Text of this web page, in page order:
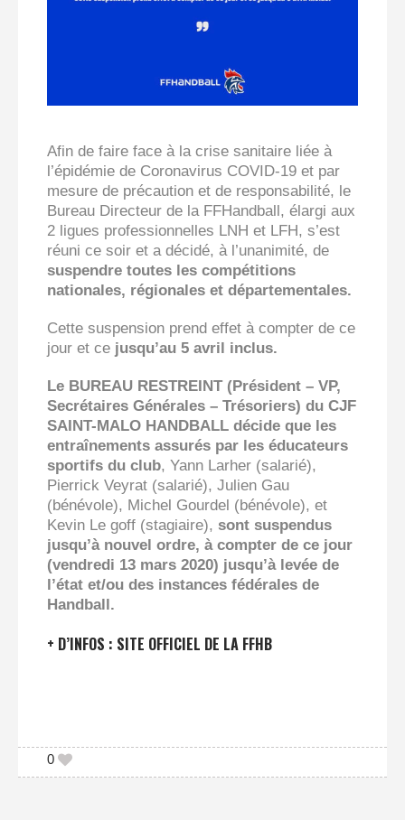
Afin de faire face à la crise sanitaire liée à
l’épidémie de Coronavirus COVID-19 et par
mesure de précaution et de responsabilité, le
Bureau Directeur de la FFHandball, élargi aux
2 ligues professionnelles LNH et LFH, s’est
réuni ce soir et a décidé, à l’unanimité, de
suspendre toutes les compétitions
nationales, régionales et départementales.
Cette suspension prend effet à compter de ce
jour et ce jusqu’au 5 avril inclus.
Le BUREAU RESTREINT (Président – VP,
Secrétaires Générales – Trésoriers) du CJF
SAINT-MALO HANDBALL décide que les
entraînements assurés par les éducateurs
sportifs du club, Yann Larher (salarié),
Pierrick Veyrat (salarié), Julien Gau
(bénévole), Michel Gourdel (bénévole), et
Kevin Le goff (stagiaire), sont suspendus
jusqu’à nouvel ordre, à compter de ce jour
(vendredi 13 mars 2020) jusqu’à levée de
l’état et/ou des instances fédérales de
Handball.
+ D’INFOS : SITE OFFICIEL DE LA FFHB
0